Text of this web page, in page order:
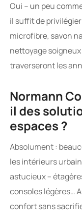
Oui – un peu
il suffit de
microfibre, savon
nettoyage
traverseront les
Normann
il des
espaces ?
Absolument :
les intérieurs
astucieux –
consoles légères…
confort sans